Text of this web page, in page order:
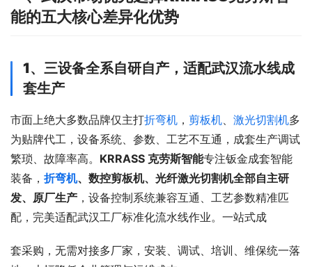
能的五大核心差异化优势
1、 三设备全系自研自产，适配武汉流水线成
套生产
市面上绝大多数品牌仅主打折弯机 ， 剪板机、 激光切割机多
为贴牌代工，设备系统、参数、工艺不互通，成套生产调试
繁琐、故障率高。 KRRASS 克劳斯智能专注钣金成套智能
装备， 折弯机、数控剪板机、光纤激光切割机全部自主研
发、原厂生产 ，设备控制系统兼容互通、工艺参数精准匹
配，完美适配武汉工厂标准化流水线作业。一站式成
套采购，无需对接多厂家，安装、调试、培训、维保统一落